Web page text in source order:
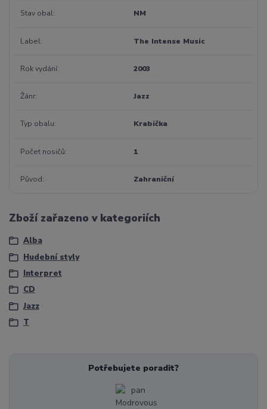
Stav obal NM
Label The Intense Music
Rok vydání 2003
Žánr Jazz
Typ obalu Krabička
Počet nosičů 1
Původ Zahraniční
Zboží zařazeno v kategoriích
Alba
Hudební styly
Interpret
CD
Jazz
T
Potřebujete poradit?